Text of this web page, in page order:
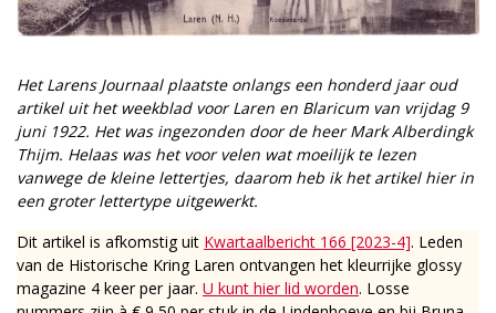
Het Larens Journaal plaatste onlangs een honderd jaar oud
artikel uit het weekblad voor Laren en Blaricum van vrijdag 9
juni 1922. Het was ingezonden door de heer Mark Alberdingk
Thijm. Helaas was het voor velen wat moeilijk te lezen
vanwege de kleine lettertjes, daarom heb ik het artikel hier in
een groter lettertype uitgewerkt.
Dit artikel is afkomstig uit Kwartaalbericht 166 [2023-4]. Leden
van de Historische Kring Laren ontvangen het kleurrijke glossy
magazine 4 keer per jaar. U kunt hier lid worden. Losse